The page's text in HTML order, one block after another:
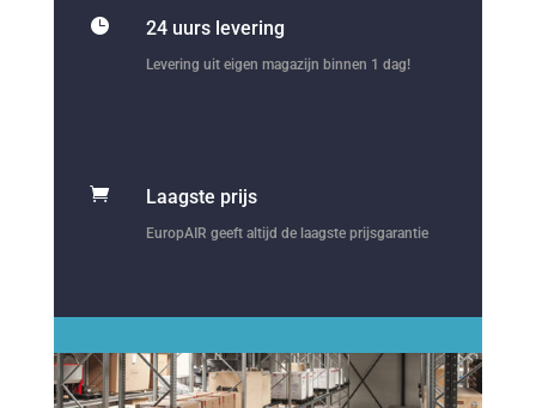
 24 uurs levering
Levering uit eigen magazijn binnen 1 dag!
 Laagste prijs
EuropAIR geeft altijd de laagste prijsgarantie